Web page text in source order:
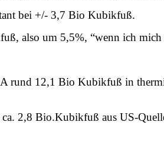
bei +/- 3,7 Bio Kubikfuß.
also um 5,5%, “wenn ich
rund 12,1 Bio Kubikfuß in
2,8 Bio.Kubikfuß aus US-